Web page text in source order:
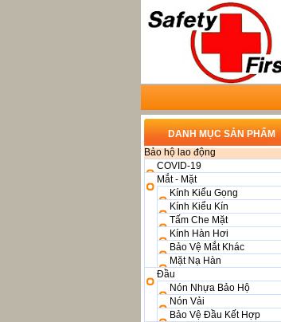
DANH MỤC SẢN PHẨM
Bảo hộ lao động
COVID-19
Mắt - Mặt
Kính Kiểu Gọng
Kính Kiểu Kín
Tấm Che Mặt
Kính Hàn Hơi
Bảo Vệ Mắt Khác
Mặt Nạ Hàn
Đầu
Nón Nhựa Bảo Hộ
Nón Vải
Bảo Vệ Đầu Kết Hợp